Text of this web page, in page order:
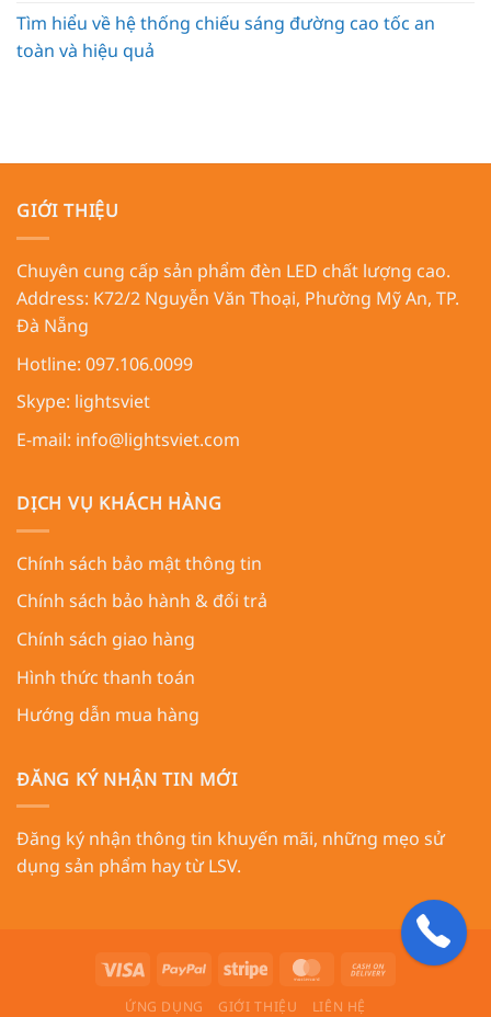
Tìm hiểu về hệ thống chiếu sáng đường cao tốc an
toàn và hiệu quả
GIỚI THIỆU
Chuyên cung cấp sản phẩm đèn LED chất lượng cao.
Address: K72/2 Nguyễn Văn Thoại, Phường Mỹ An, TP.
Đà Nẵng
Hotline: 097.106.0099
Skype: lightsviet
E-mail: info@lightsviet.com
DỊCH VỤ KHÁCH HÀNG
Chính sách bảo mật thông tin
Chính sách bảo hành & đổi trả
Chính sách giao hàng
Hình thức thanh toán
Hướng dẫn mua hàng
ĐĂNG KÝ NHẬN TIN MỚI
Đăng ký nhận thông tin khuyến mãi, những mẹo sử
dụng sản phẩm hay từ LSV.
ỨNG DỤNG GIỚI THIỆU LIÊN HỆ